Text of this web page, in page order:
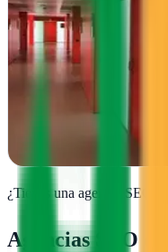
Reus, Tarragona
Desde Reus transformamos
estrategias digitales que
Ver ficha
¿Tienes una agencia SEO en
Agencias SEO en